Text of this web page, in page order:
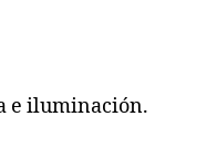
e iluminación.